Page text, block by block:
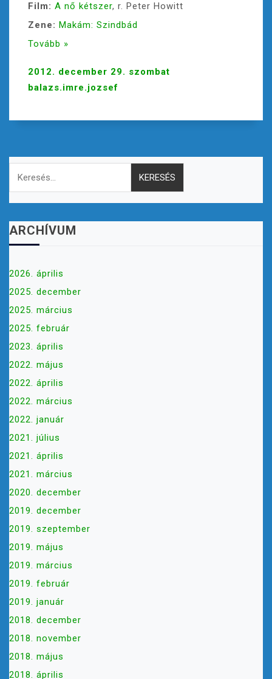
Film: A nő kétszer, r. Peter Howitt
Zene: Makám: Szindbád
Tovább »
2012. december 29. szombat
balazs.imre.jozsef
Keresés:
ARCHÍVUM
2026. április
2025. december
2025. március
2025. február
2023. április
2022. május
2022. április
2022. március
2022. január
2021. július
2021. április
2021. március
2020. december
2019. december
2019. szeptember
2019. május
2019. március
2019. február
2019. január
2018. december
2018. november
2018. május
2018. április